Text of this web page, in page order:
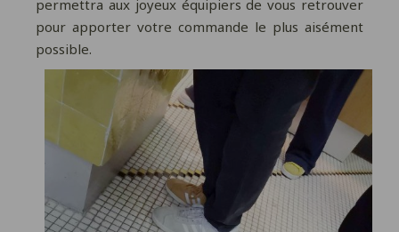
permettra aux joyeux équipiers de vous retrouver
pour apporter votre commande le plus aisément
possible.